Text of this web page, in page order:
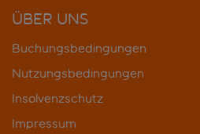
ÜBER UNS
Buchungsbedingungen
Nutzungsbedingungen
Insolvenzschutz
Impressum